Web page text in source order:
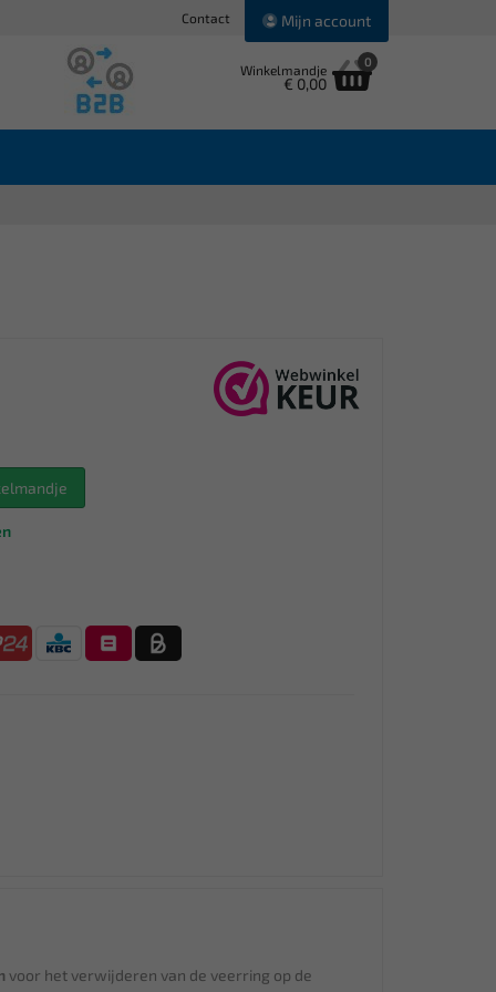
Contact Mijn account
Winkelmandje
€ 0,00
0
voor het verwijderen van de veerring op de